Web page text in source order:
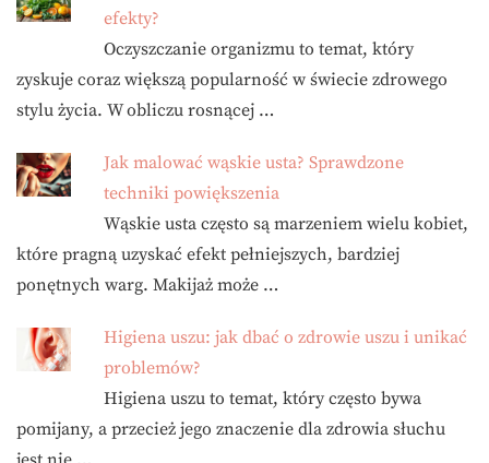
efekty?
Oczyszczanie organizmu to temat, który
zyskuje coraz większą popularność w świecie zdrowego
stylu życia. W obliczu rosnącej …
Jak malować wąskie usta? Sprawdzone
techniki powiększenia
Wąskie usta często są marzeniem wielu kobiet,
które pragną uzyskać efekt pełniejszych, bardziej
ponętnych warg. Makijaż może …
Higiena uszu: jak dbać o zdrowie uszu i unikać
problemów?
Higiena uszu to temat, który często bywa
pomijany, a przecież jego znaczenie dla zdrowia słuchu